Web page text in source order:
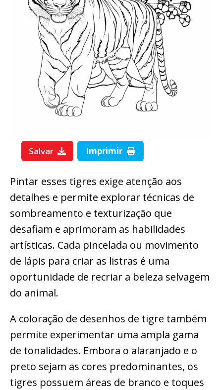
Salvar Imprimir
Pintar esses tigres exige atenção aos
detalhes e permite explorar técnicas de
sombreamento e texturização que
desafiam e aprimoram as habilidades
artísticas. Cada pincelada ou movimento
de lápis para criar as listras é uma
oportunidade de recriar a beleza selvagem
do animal.
A coloração de desenhos de tigre também
permite experimentar uma ampla gama
de tonalidades. Embora o alaranjado e o
preto sejam as cores predominantes, os
tigres possuem áreas de branco e toques